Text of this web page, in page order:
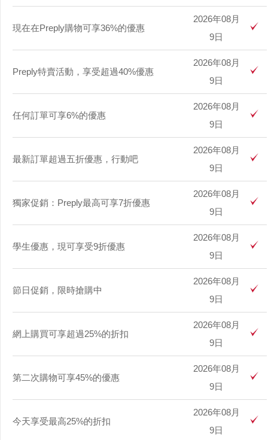
現在在Preply購物可享36%的優惠
2026年08月
9日
Preply特賣活動，享受超過40%優惠
2026年08月
9日
任何訂單可享6%的優惠
2026年08月
9日
最新訂單超過五折優惠，行動吧
2026年08月
9日
獨家促銷：Preply最高可享7折優惠
2026年08月
9日
學生優惠，現可享受9折優惠
2026年08月
9日
節日促銷，限時搶購中
2026年08月
9日
網上購買可享超過25%的折扣
2026年08月
9日
第二次購物可享45%的優惠
2026年08月
9日
今天享受最高25%的折扣
2026年08月
9日